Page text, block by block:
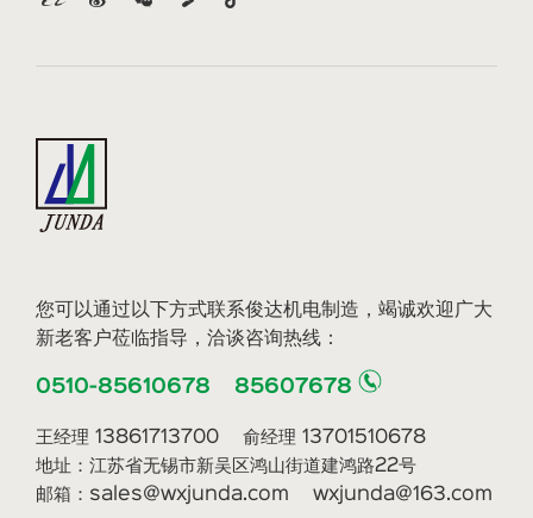
您可以通过以下方式联系俊达机电制造，竭诚欢迎广大
新老客户莅临指导，洽谈咨询热线：
0510-85610678 85607678
王经理 13861713700 俞经理 13701510678
地址：江苏省无锡市新吴区鸿山街道建鸿路22号
邮箱：sales@wxjunda.com wxjunda@163.com